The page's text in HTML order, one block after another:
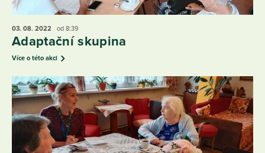
03. 08. 2022 od 8:39
Adaptační skupina
Více o této akci